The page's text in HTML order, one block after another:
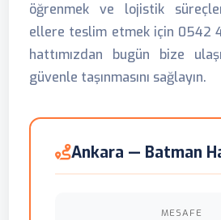
öğrenmek ve lojistik
ellere teslim etmek için 0542
hattımızdan bugün bize
güvenle taşınmasını sağlayın.
Ankara — Batman
MESAFE